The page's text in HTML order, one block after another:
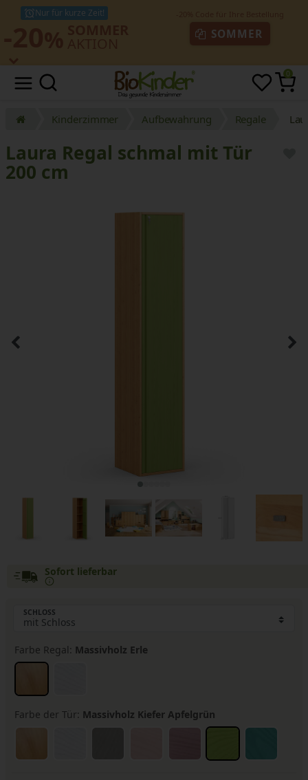
Nur für kurze Zeit!
SOMMER
0
Kinderzimmer Aufbewahrung Regale
Laura Regal schmal mit Tür
200 cm
Sofort lieferbar
SCHLOSS
Farbe Regal: Massivholz Erle
Farbe der Tür: Massivholz Kiefer Apfelgrün